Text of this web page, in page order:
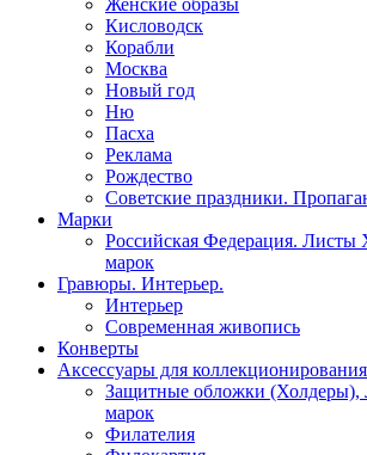
Кисловодск
Корабли
Москва
Новый год
Ню
Пасха
Реклама
Рождество
Советские праздники.
Марки
Российская Федерация. Листы
марок
Гравюры. Интерьер.
Интерьер
Современная живопись
Конверты
Аксессуары для коллекционирования
Защитные обложки (Холдеры),
марок
Филателия